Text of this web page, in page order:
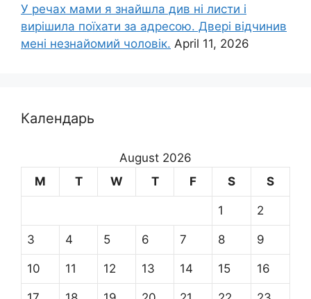
У речах мами я знайшла див ні листи і
вирішила поїхати за адресою. Двері відчинив
мені незнайомий чоловік. April 11, 2026
Календарь
August 2026
M
T W T F S S
1 2
3 4 5 6 7 8 9
10 11 12 13 14 15 16